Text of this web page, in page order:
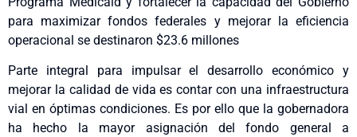
para maximizar fondos federales y mejorar la eficiencia
operacional se destinaron $23.6 millones
Parte integral para impulsar el desarrollo económico y
mejorar la calidad de vida es contar con una infraestructura
vial en óptimas condiciones. Es por ello que la gobernadora
ha hecho la mayor asignación del fondo general a